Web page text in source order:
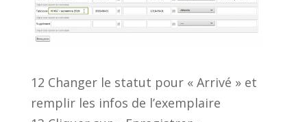
12 Changer le statut pour « Arrivé » et
remplir les infos de l’exemplaire